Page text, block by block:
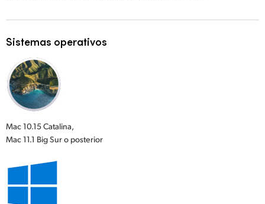
Sistemas operativos
Mac 10.15 Catalina,
Mac 11.1 Big Sur o posterior